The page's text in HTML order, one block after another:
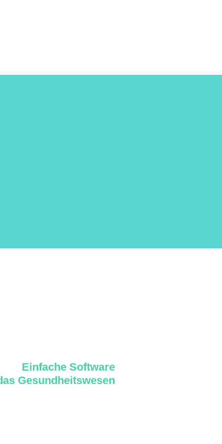
Einfache Software
Gesundheitswesen